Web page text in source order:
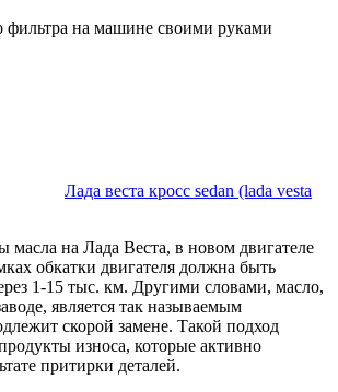
фильтра на машине своими руками
Лада веста кросс sedan (lada vesta
масла на Лада Веста, в новом двигателе
обкатки двигателя должна быть
1-15 тыс. км. Другими словами, масло,
является так называемым
скорой замене. Такой подход
износа, которые активно
притирки деталей.